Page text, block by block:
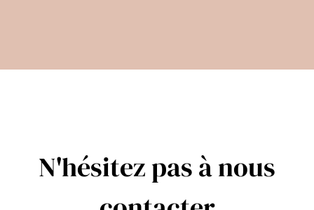
N'hésitez pas à nous